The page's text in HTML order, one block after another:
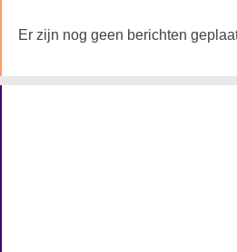
Er zijn nog geen berichten